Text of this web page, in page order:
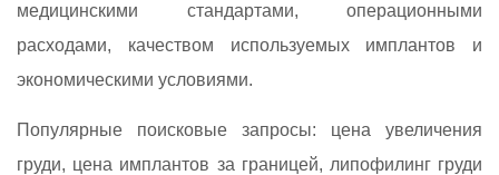
медицинскими стандартами, операционными
расходами, качеством используемых имплантов и
экономическими условиями.
Популярные поисковые запросы: цена увеличения
груди, цена имплантов за границей, липофилинг груди